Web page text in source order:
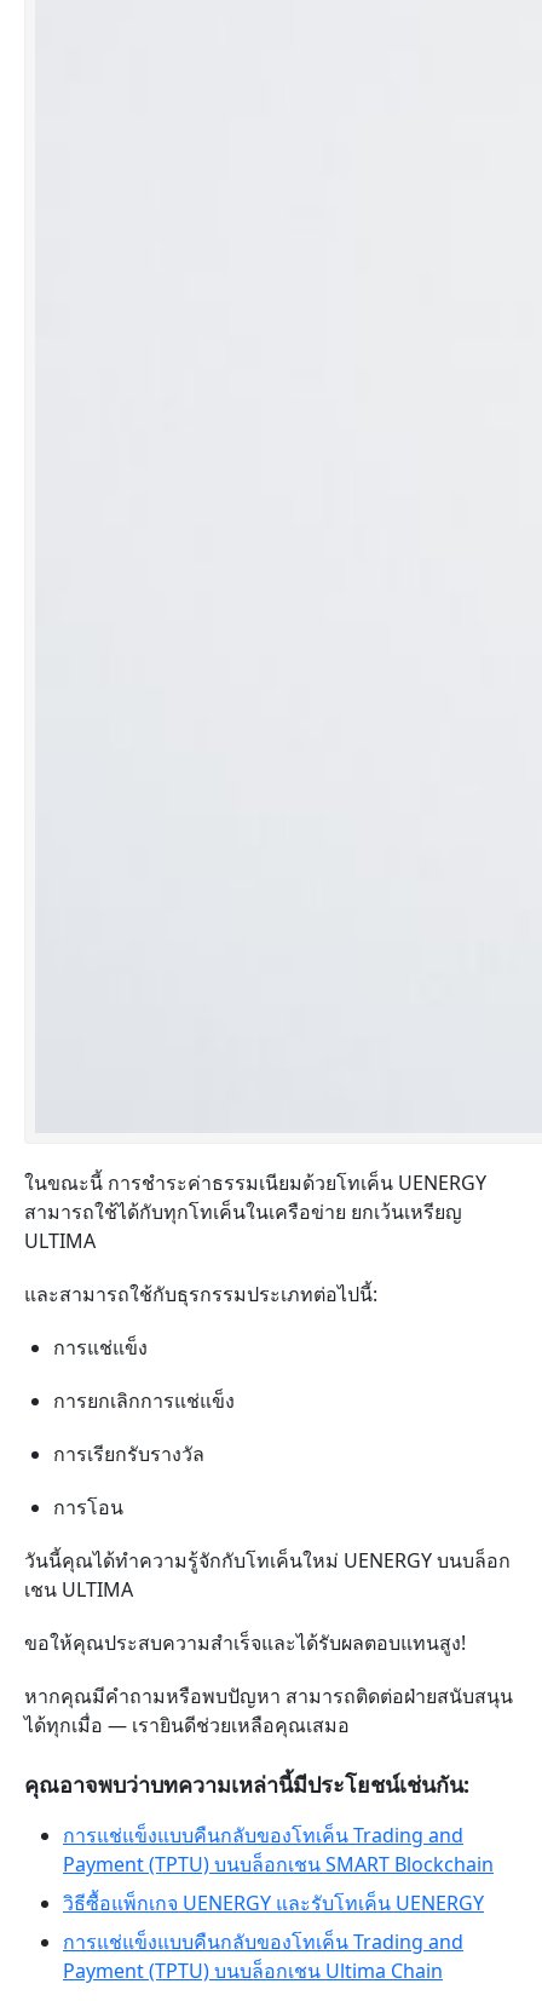
ในขณะนี้ การชำระค่าธรรมเนียมด้วยโทเค็น UENERGY
สามารถใช้ได้กับทุกโทเค็นในเครือข่าย ยกเว้นเหรียญ
ULTIMA
และสามารถใช้กับธุรกรรมประเภทต่อไปนี้:
การแช่แข็ง
การยกเลิกการแช่แข็ง
การเรียกรับรางวัล
การโอน
วันนี้คุณได้ทำความรู้จักกับโทเค็นใหม่ UENERGY บนบล็อก
เชน ULTIMA
ขอให้คุณประสบความสำเร็จและได้รับผลตอบแทนสูง!
หากคุณมีคำถามหรือพบปัญหา สามารถติดต่อฝ่ายสนับสนุน
ได้ทุกเมื่อ — เรายินดีช่วยเหลือคุณเสมอ
คุณอาจพบว่าบทความเหล่านี้มีประโยชน์เช่นกัน:
การแช่แข็งแบบคืนกลับของโทเค็น Trading and
Payment (TPTU) บนบล็อกเชน SMART Blockchain
วิธีซื้อแพ็กเกจ UENERGY และรับโทเค็น UENERGY
การแช่แข็งแบบคืนกลับของโทเค็น Trading and
Payment (TPTU) บนบล็อกเชน Ultima Chain